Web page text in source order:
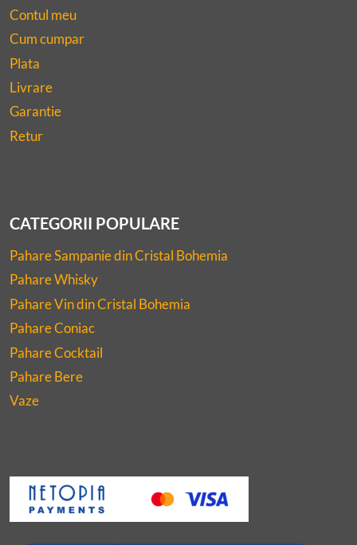
Contul meu
Cum cumpar
Plata
Livrare
Garantie
Retur
CATEGORII POPULARE
Pahare Sampanie din Cristal Bohemia
Pahare Whisky
Pahare Vin din Cristal Bohemia
Pahare Coniac
Pahare Cocktail
Pahare Bere
Vaze